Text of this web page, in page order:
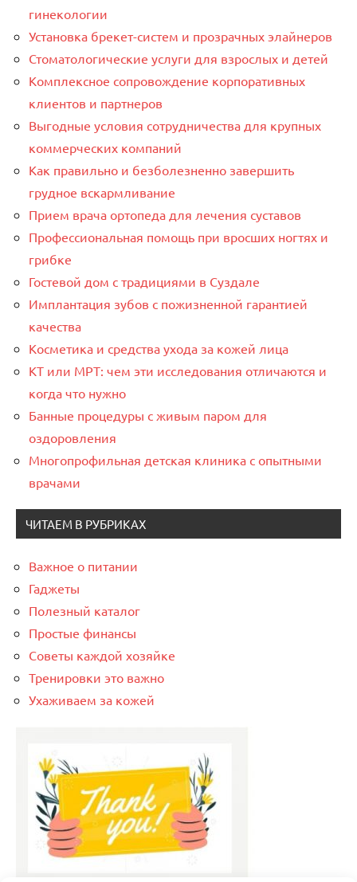
гинекологии
Установка брекет-систем и прозрачных элайнеров
Стоматологические услуги для взрослых и детей
Комплексное сопровождение корпоративных
клиентов и партнеров
Выгодные условия сотрудничества для крупных
коммерческих компаний
Как правильно и безболезненно завершить
грудное вскармливание
Прием врача ортопеда для лечения суставов
Профессиональная помощь при вросших ногтях и
грибке
Гостевой дом с традициями в Суздале
Имплантация зубов с пожизненной гарантией
качества
Косметика и средства ухода за кожей лица
КТ или МРТ: чем эти исследования отличаются и
когда что нужно
Банные процедуры с живым паром для
оздоровления
Многопрофильная детская клиника с опытными
врачами
ЧИТАЕМ В РУБРИКАХ
Важное о питании
Гаджеты
Полезный каталог
Простые финансы
Советы каждой хозяйке
Тренировки это важно
Ухаживаем за кожей